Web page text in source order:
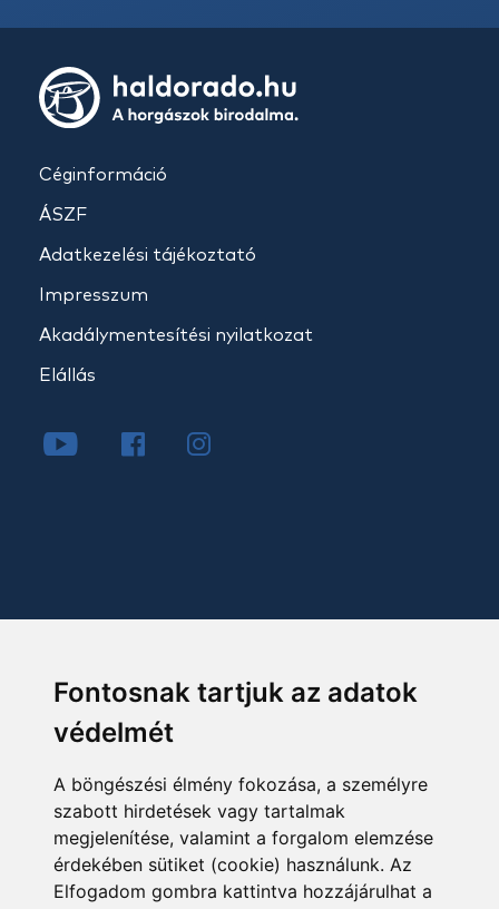
Fontosnak tartjuk az adatok
védelmét
A böngészési élmény fokozása, a személyre
szabott hirdetések vagy tartalmak
megjelenítése, valamint a forgalom elemzése
érdekében sütiket (cookie) használunk. Az
Elfogadom gombra kattintva hozzájárulhat a
Céginformáció
ÁSZF
Adatkezelési tájékoztató
Impresszum
Akadálymentesítési nyilatkozat
Elállás